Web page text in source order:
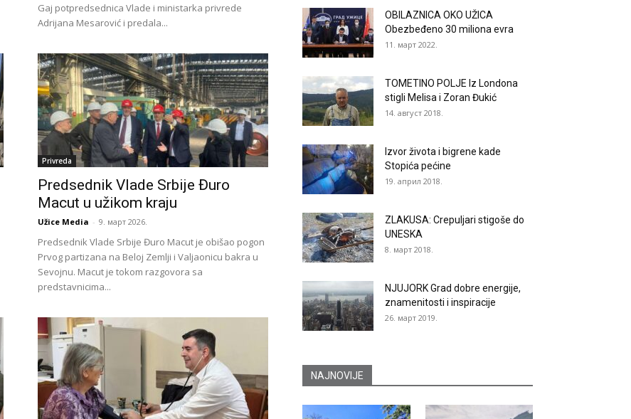
Gaj potpredsednica Vlade i ministarka privrede
Adrijana Mesarović i predala...
Privreda
Predsednik Vlade Srbije Đuro
Macut u užikom kraju
Užice Media - 9. март 2026.
Predsednik Vlade Srbije Đuro Macut je obišao pogon
Prvog partizana na Beloj Zemlji i Valjaonicu bakra u
Sevojnu. Macut je tokom razgovora sa
predstavnicima...
OBILAZNICA OKO UŽICA
Obezbeđeno 30 miliona evra
11. март 2022.
TOMETINO POLJE Iz Londona
stigli Melisa i Zoran Đukić
14. август 2018.
Izvor života i bigrene kade
Stopića pećine
19. април 2018.
ZLAKUSA: Crepuljari stigoše do
UNESKA
8. март 2018.
NJUJORK Grad dobre energije,
znamenitosti i inspiracije
26. март 2019.
NAJNOVIJE